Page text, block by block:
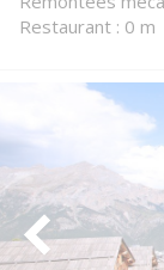
Restaurant : 0 m